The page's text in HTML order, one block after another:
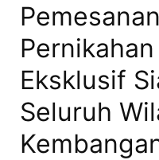
Eksklusif
Seluruh